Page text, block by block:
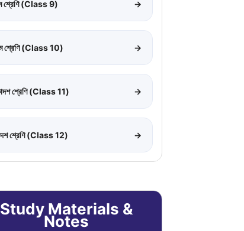
শ্রেণি (Class 9) →
শ্রেণি (Class 10) →
শ্রেণি (Class 11) →
শ্রেণি (Class 12) →
Study Materials &
Notes